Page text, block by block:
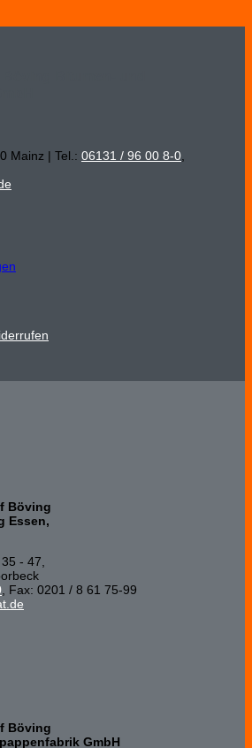
Mainz | Tel.: 06131 / 96 00 8-0
Böving
Essen,
- 47,
, Fax: 0201 / 8 61 75-99
Böving
GmbH